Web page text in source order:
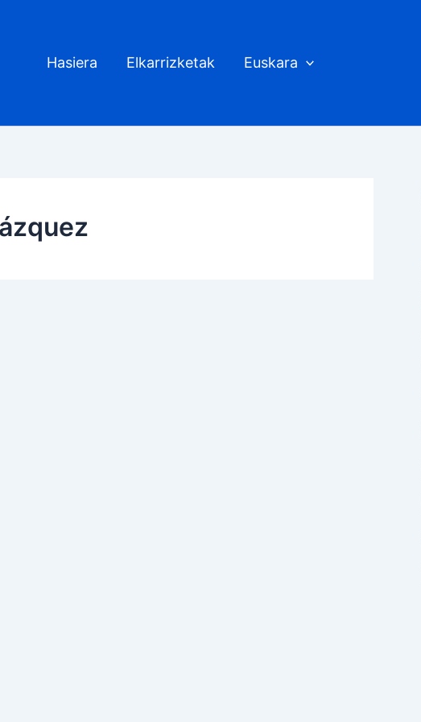
Hasiera Elkarrizketak Euskara